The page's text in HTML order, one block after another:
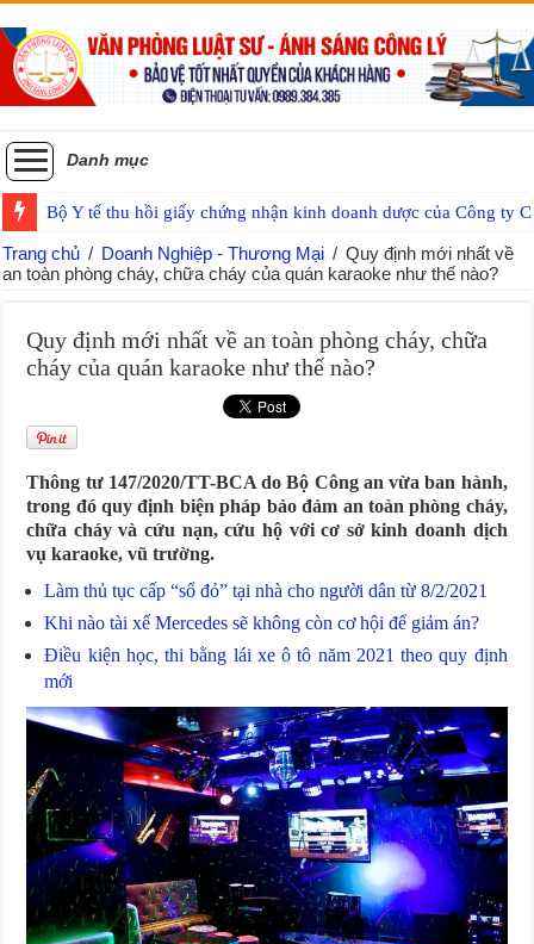
Danh mục
Bộ Y tế thu hồi giấy chứng nhận kinh doanh dược của Công ty
Trang chủ / Doanh Nghiệp - Thương Mại / Quy định mới nhất về
an toàn phòng cháy, chữa cháy của quán karaoke như thế nào?
Quy định mới nhất về an toàn phòng cháy, chữa
cháy của quán karaoke như thế nào?
Thông tư 147/2020/TT-BCA do Bộ Công an vừa ban hành,
trong đó quy định biện pháp bảo đảm an toàn phòng cháy,
chữa cháy và cứu nạn, cứu hộ với cơ sở kinh doanh dịch
vụ karaoke, vũ trường.
Làm thủ tục cấp “sổ đỏ” tại nhà cho người dân từ 8/2/2021
Khi nào tài xế Mercedes sẽ không còn cơ hội để giảm án?
Điều kiện học, thi bằng lái xe ô tô năm 2021 theo quy định
mới